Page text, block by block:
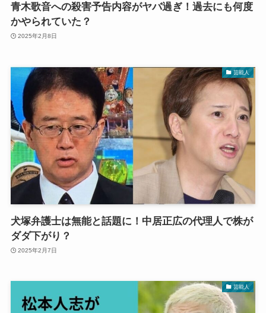
青木歌音への殺害予告内容がヤバ過ぎ！過去にも何度
かやられていた？
2025年2月8日
芸能人
犬塚弁護士は無能と話題に！中居正広の代理人で株が
ダダ下がり？
2025年2月7日
芸能人